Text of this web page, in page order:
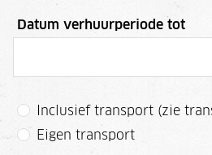
Datum verhuurperiode tot
Inclusief transport (zie
Eigen transport